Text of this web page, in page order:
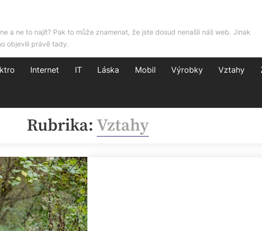
a ne to najít? Pak to může znamenat, že jste dosud nenašli náš web. Jinak
objevili právě tady.
Internet IT Láska Mobil Výrobky Vztahy
Rubrika: Vztahy